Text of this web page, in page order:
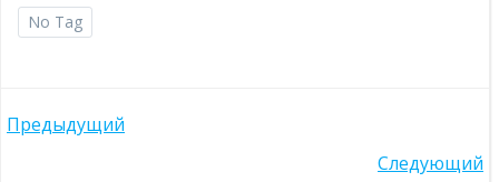
No Tag
Навигация
Предыдущий
Следующий